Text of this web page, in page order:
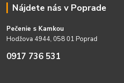
Nájdete nás v Poprade
Pečenie s Kamkou
Hodžova 4944, 058 01 Poprad
0917 736 531